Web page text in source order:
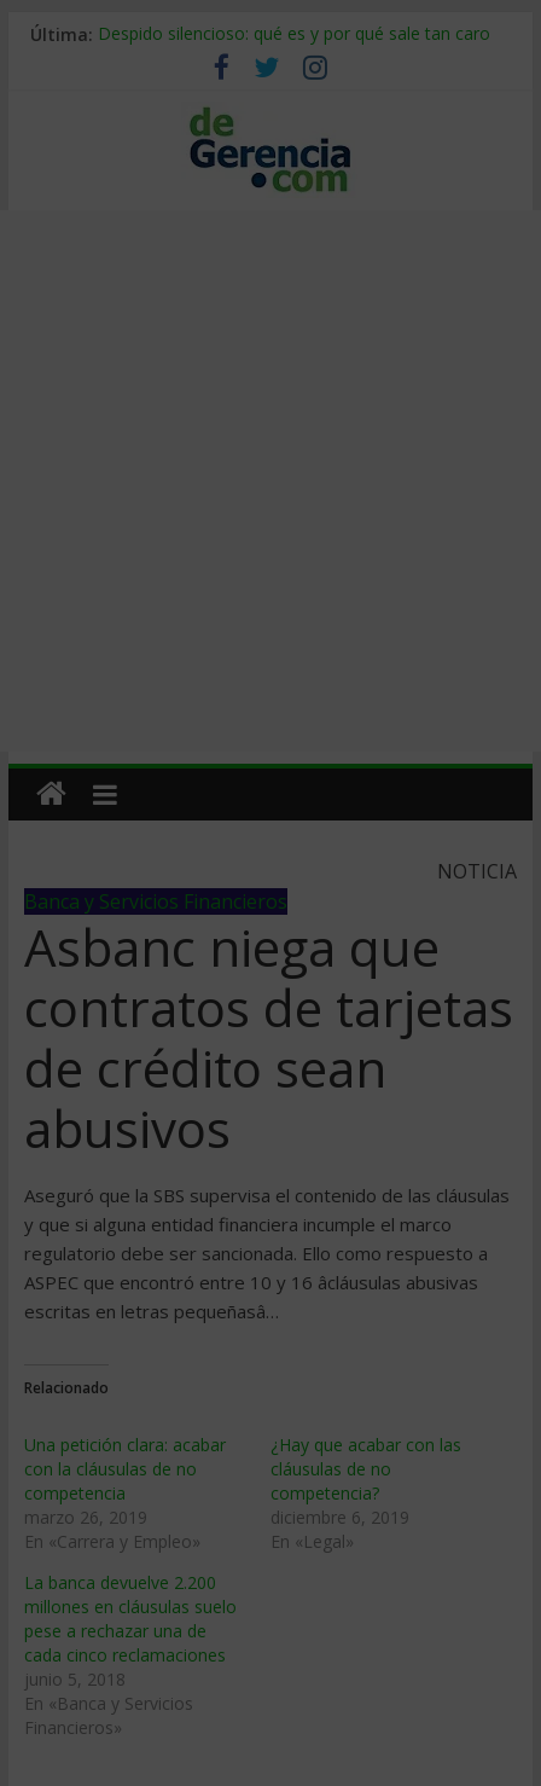
Última: Despido silencioso: qué es y por qué sale tan caro
La economía de Venezuela después del terremoto
Los 8 pasos de Kotter: liderar el cambio sin fracasar
Gestión de proyectos con IA: qué cambia en el oficio
IA y creatividad: cómo evitar que todos piensen igual
NOTICIA
Banca y Servicios Financieros
Asbanc niega que
contratos de tarjetas
de crédito sean
abusivos
Aseguró que la SBS supervisa el contenido de las cláusulas
y que si alguna entidad financiera incumple el marco
regulatorio debe ser sancionada. Ello como respuesto a
ASPEC que encontró entre 10 y 16 âcláusulas abusivas
escritas en letras pequeñasâ…
Relacionado
Una petición clara: acabar
con la cláusulas de no
competencia
marzo 26, 2019
En «Carrera y Empleo»
¿Hay que acabar con las
cláusulas de no
competencia?
diciembre 6, 2019
En «Legal»
La banca devuelve 2.200
millones en cláusulas suelo
pese a rechazar una de
cada cinco reclamaciones
junio 5, 2018
En «Banca y Servicios
Financieros»